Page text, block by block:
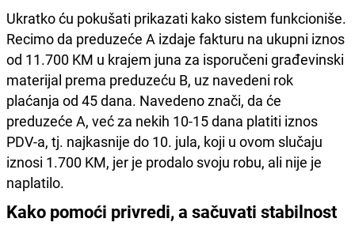
Ukratko ću pokušati prikazati kako sistem funkcioniše.
Recimo da preduzeće A izdaje fakturu na ukupni iznos
od 11.700 KM u krajem juna za isporučeni građevinski
materijal prema preduzeću B, uz navedeni rok
plaćanja od 45 dana. Navedeno znači, da će
preduzeće A, već za nekih 10-15 dana platiti iznos
PDV-a, tj. najkasnije do 10. jula, koji u ovom slučaju
iznosi 1.700 KM, jer je prodalo svoju robu, ali nije je
naplatilo.
Kako pomoći privredi, a sačuvati stabilnost